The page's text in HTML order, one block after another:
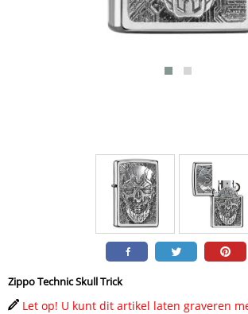
Zippo Technic Skull Trick
Let op! U kunt dit artikel laten graveren